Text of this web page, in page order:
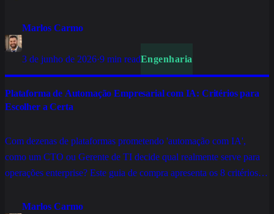
Marlos Carmo
3 de junho de 2026·9 min readEngenharia
Plataforma de Automação Empresarial com IA: Critérios para
Escolher a Certa
Com dezenas de plataformas prometendo 'automação com IA',
como um CTO ou Gerente de TI decide qual realmente serve para
operações enterprise? Este guia de compra apresenta os 8 critérios
Marlos Carmo